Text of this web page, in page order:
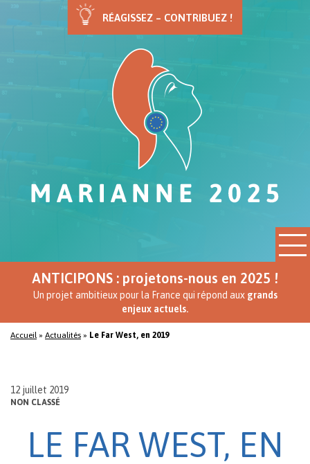
RÉAGISSEZ – CONTRIBUEZ !
ANTICIPONS : projetons-nous en 2025 !
Un projet ambitieux pour la France qui répond aux grands
enjeux actuels.
Accueil» Actualités » Le Far West, en 2019
12 juillet 2019
NON CLASSÉ
LE FAR WEST, EN